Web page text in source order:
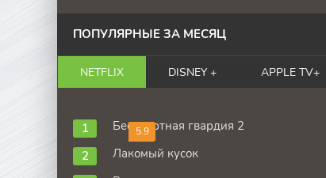
ПОПУЛЯРНЫЕ ЗА МЕСЯЦ
NETFLIX DISNEY + APPLE TV+
5.9
Бессмертная гвардия 2
Лакомый кусок